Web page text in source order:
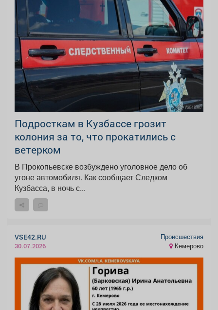
Подросткам в Кузбассе грозит
колония за то, что прокатились с
ветерком
В Прокопьевске возбуждено уголовное дело об
угоне автомобиля. Как сообщает Следком
Кузбасса, в ночь с...
VSE42.RU
30.07.2026
Происшествия
Кемерово